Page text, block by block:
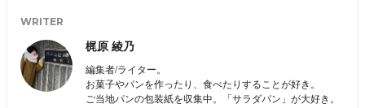
WRITER
梶原 綾乃
編集者/ライター。
お菓子やパンを作ったり、食べたりすることが好き。
ご当地パンの包装紙を収集中。「サラダパン」が大好き。